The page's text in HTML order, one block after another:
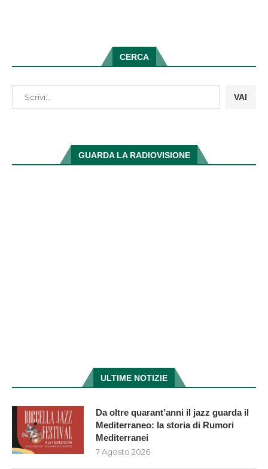
CERCA
VAI
GUARDA LA RADIOVISIONE
ULTIME NOTIZIE
Da oltre quarant’anni il jazz guarda il
Mediterraneo: la storia di Rumori
Mediterranei
7 Agosto 2026